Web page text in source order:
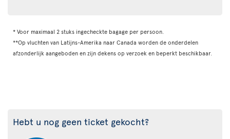
* Voor maximaal 2 stuks ingecheckte bagage per persoon.
**Op vluchten van Latijns-Amerika naar Canada worden de onderdelen
afzonderlijk aangeboden en zijn dekens op verzoek en beperkt beschikbaar.
Hebt u nog geen ticket gekocht?